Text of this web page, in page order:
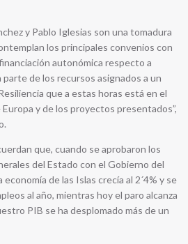
y Pablo Iglesias son una tomadura
los principales convenios con
autonómica respecto a
de los recursos asignados a un
que a estas horas está en el
y de los proyectos presentados”,
que, cuando se aprobaron los
del Estado con el Gobierno del
de las Islas crecía al 2´4% y se
al año, mientras hoy el paro alcanza
PIB se ha desplomado más de un